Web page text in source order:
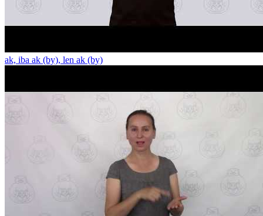
ak, iba ak (by), len ak (by)